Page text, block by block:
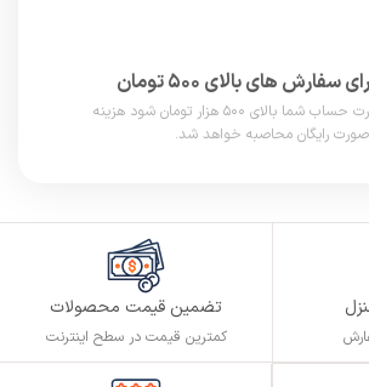
های بالای ۵۰۰ تومان
چنان چه جمع صورت حساب شما بالای ۵۰۰ هزار تومان شود هزینه
رایگان محاصبه خواهد شد.
تضمین قیمت محصولات
کمترین قیمت در سطح اینترنت